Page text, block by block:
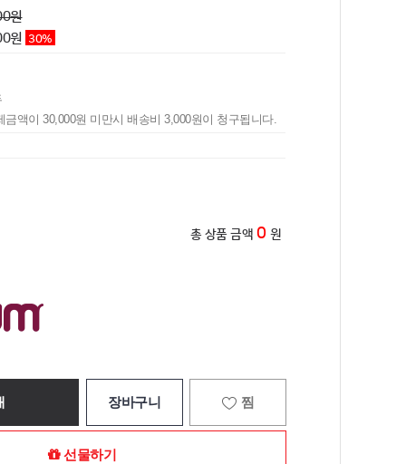
원
원 30%
금액이 30,000원 미만시 배송비 3,000원이 청구됩니다.
총 상품 금액 0 원
장바구니 찜
선물하기